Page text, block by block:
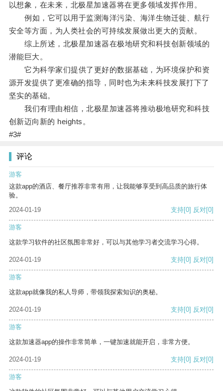
以想象，在未来，北极星加速器将在更多领域发挥作用。
例如，它可以用于监测海洋污染、海洋生物迁徙、航行
安全等方面，为人类社会的可持续发展做出更大的贡献。
综上所述，北极星加速器在极地研究和科技创新领域的
潜能巨大。
它为科学家们提供了更好的数据基础，为环境保护和资
源开发提供了更准确的指导，同时也为未来科技发展打下了
坚实的基础。
我们有理由相信，北极星加速器将推动极地研究和科技
创新迈向新的 heights。
#3#
评论
游客
这款app的酒店、餐厅推荐非常有用，让我能够享受到高品质的旅行体
验。
2024-01-19
支持[0] 反对[0]
游客
这款学习软件的社区氛围非常好，可以与其他学习者交流学习心得。
2024-01-19 支持[0] 反对[0]
游客
这款app就像我的私人导师，带领我探索知识的奥秘。
2024-01-19 支持[0] 反对[0]
游客
这款加速器app的操作非常简单，一键加速就能开启，非常方便。
2024-01-19 支持[0] 反对[0]
游客